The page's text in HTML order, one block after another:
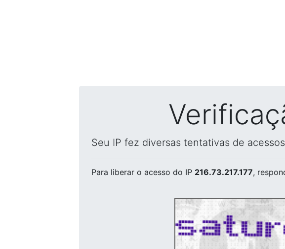
Seu IP fez diversas tentativas de
Para liberar o acesso do IP 216.73.217.177,